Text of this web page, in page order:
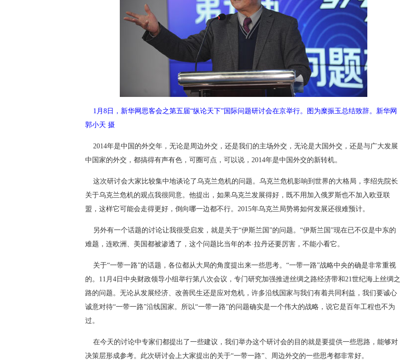
1月8日，新华网思客会之第五届“纵论天下”国际问题研讨会在京举行。图为糜振玉总结致辞。新华网
郭小天 摄
2014年是中国的外交年，无论是周边外交，还是我们的主场外交，无论是大国外交，还是与广大发展
中国家的外交，都搞得有声有色，可圈可点，可以说，2014年是中国外交的新转机。
这次研讨会大家比较集中地谈论了乌克兰危机的问题。乌克兰危机影响到世界的大格局，李绍先院长
关于乌克兰危机的观点我很同意。他提出，如果乌克兰发展得好，既不用加入俄罗斯也不加入欧亚联
盟，这样它可能会走得更好，倒向哪一边都不行。2015年乌克兰局势将如何发展还很难预计。
另外有一个话题的讨论让我很受启发，就是关于“伊斯兰国”的问题。“伊斯兰国”现在已不仅是中东的
难题，连欧洲、美国都被渗透了，这个问题比当年的本·拉丹还要厉害，不能小看它。
关于“一带一路”的话题，各位都从大局的角度提出来一些思考。“一带一路”战略中央的确是非常重视
的。11月4日中央财政领导小组举行第八次会议，专门研究加强推进丝绸之路经济带和21世纪海上丝绸之
路的问题。无论从发展经济、改善民生还是应对危机，许多沿线国家与我们有着共同利益，我们要诚心
诚意对待“一带一路”沿线国家。所以“一带一路”的问题确实是一个伟大的战略，说它是百年工程也不为
过。
在今天的讨论中专家们都提出了一些建议，我们举办这个研讨会的目的就是要提供一些思路，能够对
决策层形成参考。此次研讨会上大家提出的关于“一带一路”、周边外交的一些思考都非常好。